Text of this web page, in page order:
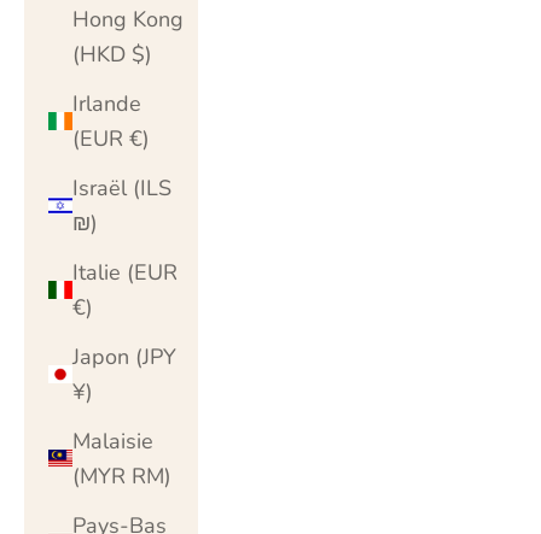
Hong Kong
(HKD $)
Irlande
(EUR €)
Israël (ILS
₪)
Italie (EUR
€)
Japon (JPY
¥)
Malaisie
(MYR RM)
Pays-Bas